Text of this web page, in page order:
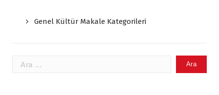
Genel Kültür Makale Kategorileri
Arama: